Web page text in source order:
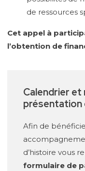
de ressources
Cet appel à
l’obtention de
Calendrier
présentation
Afin de
d’histoire vous
formulaire de